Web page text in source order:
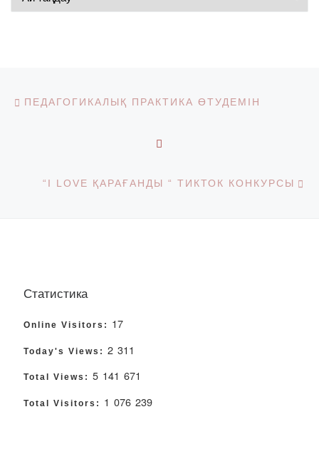
Post navigation
ПЕДАГОГИКАЛЫҚ ПРАКТИКА ӨТУДЕМІН
“I LOVE ҚАРАҒАНДЫ “ ТИКТОК КОНКУРСЫ
Статистика
Online Visitors: 17
Today's Views: 2 311
Total Views: 5 141 671
Total Visitors: 1 076 239